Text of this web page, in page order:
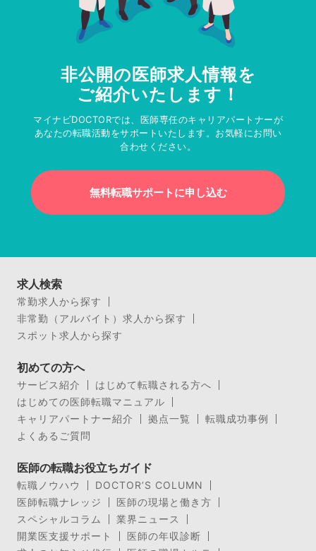
非公開の医師求人情報を
ご紹介いたします！
マイナビDOCTORでは、医師専任のキャリアパートナーが
あなたの転職活動をサポートいたします。お気軽にお問い
合わせください。
無料転職サポートに申し込む
求人検索
常勤求人から探す
非常勤（アルバイト）求人から探す
スポット求人から探す
初めての方へ
サービス紹介
はじめて転職される方へ
はじめての医師転職マニュアル
キャリアパートナー紹介
拠点一覧
転職成功事例
よくあるご質問
医師の転職お役立ちガイド
転職ノウハウ
DOCTOR’S COLUMN
医師転職ナレッジ
医師の現場と働き方
スペシャルコラム
業界ニュース
開業医支援サポート
医師の年収診断